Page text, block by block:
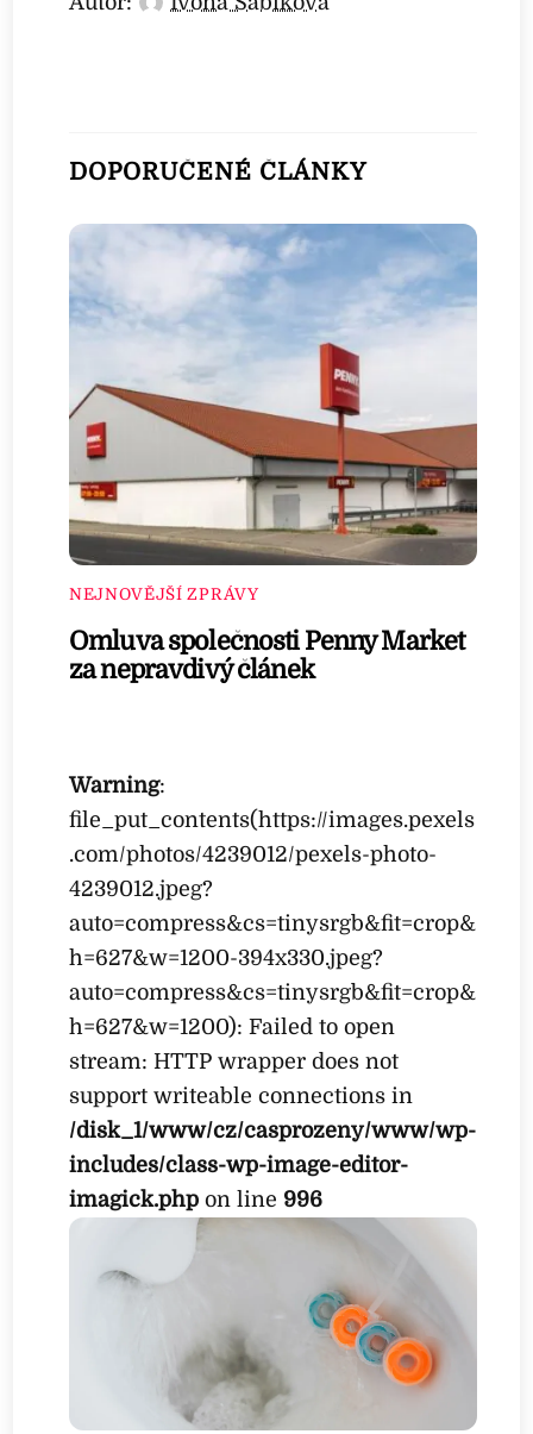
DOPORUČENÉ ČLÁNKY
NEJNOVĚJŠÍ ZPRÁVY
Omluva společnosti Penny Market
za nepravdivý článek
Warning:
file_put_contents(https://images.pexels
.com/photos/4239012/pexels-photo-
4239012.jpeg?
auto=compress&cs=tinysrgb&fit=crop&
h=627&w=1200-394x330.jpeg?
auto=compress&cs=tinysrgb&fit=crop&
h=627&w=1200): Failed to open
stream: HTTP wrapper does not
support writeable connections in
/disk_1/www/cz/casprozeny/www/wp-
includes/class-wp-image-editor-
imagick.php on line 996